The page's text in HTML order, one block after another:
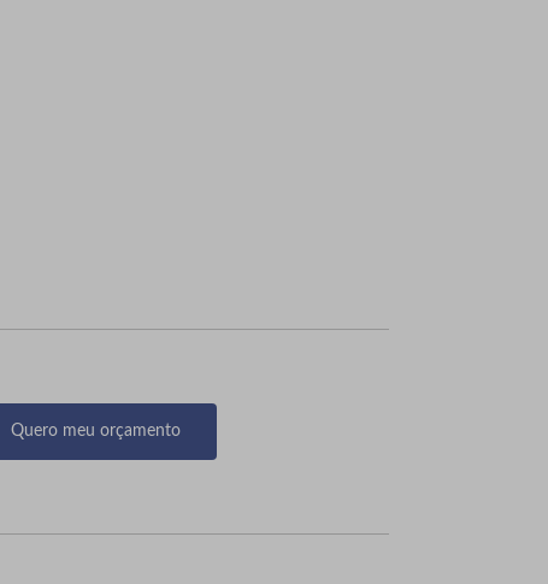
Quero meu orçamento